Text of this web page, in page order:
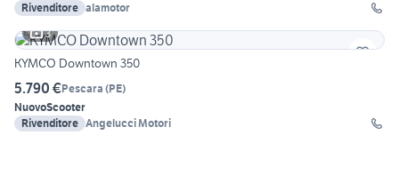
Rivenditore alamotor
3
KYMCO Downtown 350
5.790 €Pescara (PE)
NuovoScooter
Rivenditore Angelucci Motori